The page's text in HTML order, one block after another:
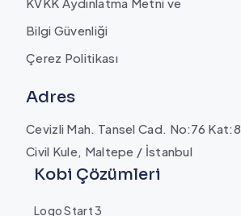
KVKK Aydınlatma Metni ve
Bilgi Güvenliği
Çerez Politikası
Adres
Cevizli Mah. Tansel Cad. No:76 Kat:8
Civil Kule, Maltepe / İstanbul
Kobi Çözümleri
Logo Start 3